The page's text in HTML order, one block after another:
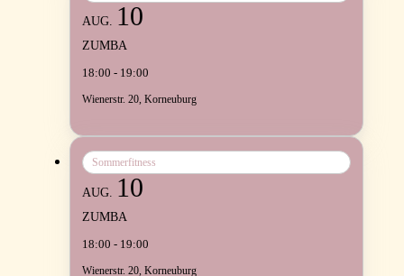
AUG. 10
ZUMBA
18:00 - 19:00
Wienerstr. 20, Korneuburg
Sommerfitness
AUG. 10
ZUMBA
18:00 - 19:00
Wienerstr. 20, Korneuburg